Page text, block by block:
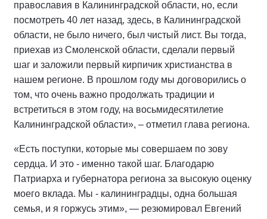
православия в Калининградской области, но, если
посмотреть 40 лет назад, здесь, в Калининградской
области, не было ничего, был чистый лист. Вы тогда,
приехав из Смоленской области, сделали первый
шаг и заложили первый кирпичик христианства в
нашем регионе. В прошлом году мы договорились о
том, что очень важно продолжать традиции и
встретиться в этом году, на восьмидесятилетие
Калининградской области», – отметил глава региона.
«Есть поступки, которые мы совершаем по зову
сердца. И это - именно такой шаг. Благодарю
Патриарха и губернатора региона за высокую оценку
моего вклада. Мы - калининградцы, одна большая
семья, и я горжусь этим», — резюмировал Евгений